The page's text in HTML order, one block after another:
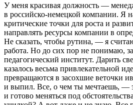
У меня красивая должность —
в российско-немецкой компании. Я
критические точки для роста и
направлять ресурсы компании в
Не сказать, чтобы рутина, — я
работа. Но до сих пор не понимаю,
педагогический институт. Дарить
казалось весьма привлекательной
превращаются в засохшие веточки
и выпил. Все, о чем ты мечтаешь, —
и готово меняться под